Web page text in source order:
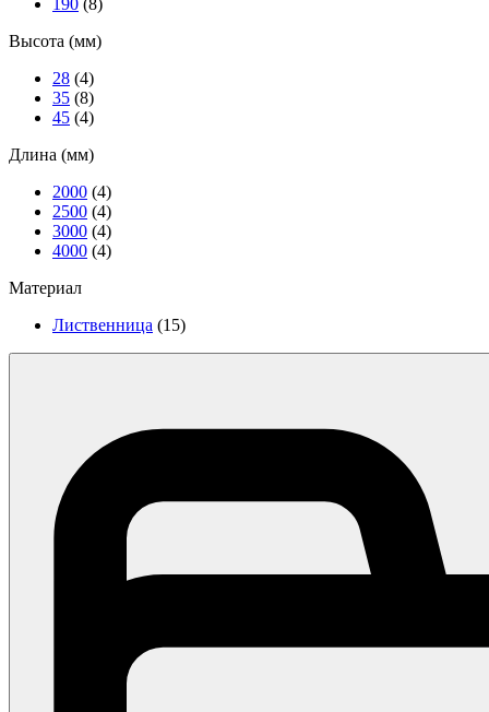
190 (8)
Высота (мм)
28 (4)
35 (8)
45 (4)
Длина (мм)
2000 (4)
2500 (4)
3000 (4)
4000 (4)
Материал
Лиственница (15)